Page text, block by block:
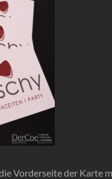
Vorderseite der Karte